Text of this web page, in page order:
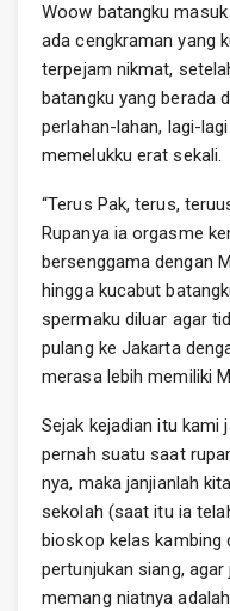
Woow batangku
ada cengkraman yang
terpejam nikmat,
batangku yang berada
perlahan-lahan, lagi-
memelukku erat sekali.
“Terus Pak, terus,
Rupanya ia orgasme
bersenggama dengan
hingga kucabut
spermaku diluar agar
pulang ke Jakarta
merasa lebih memiliki
Sejak kejadian itu kami
pernah suatu saat
nya, maka janjianlah
sekolah (saat itu ia
bioskop kelas kambing
pertunjukan siang,
memang niatnya